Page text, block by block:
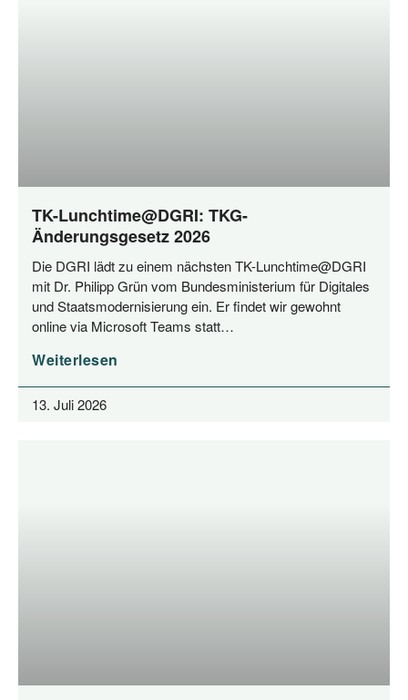
TK-Lunchtime@DGRI: TKG-
Änderungsgesetz 2026
Die DGRI lädt zu einem nächs­ten TK-Lunchtime@DGRI
mit Dr. Phil­ipp Grün vom Bun­des­mi­nis­te­ri­um für Digi­ta­les
und Staats­mo­der­ni­sie­rung ein. Er fin­det wir gewohnt
online via Micro­soft Teams statt…
Weiterlesen
13. Juli 2026